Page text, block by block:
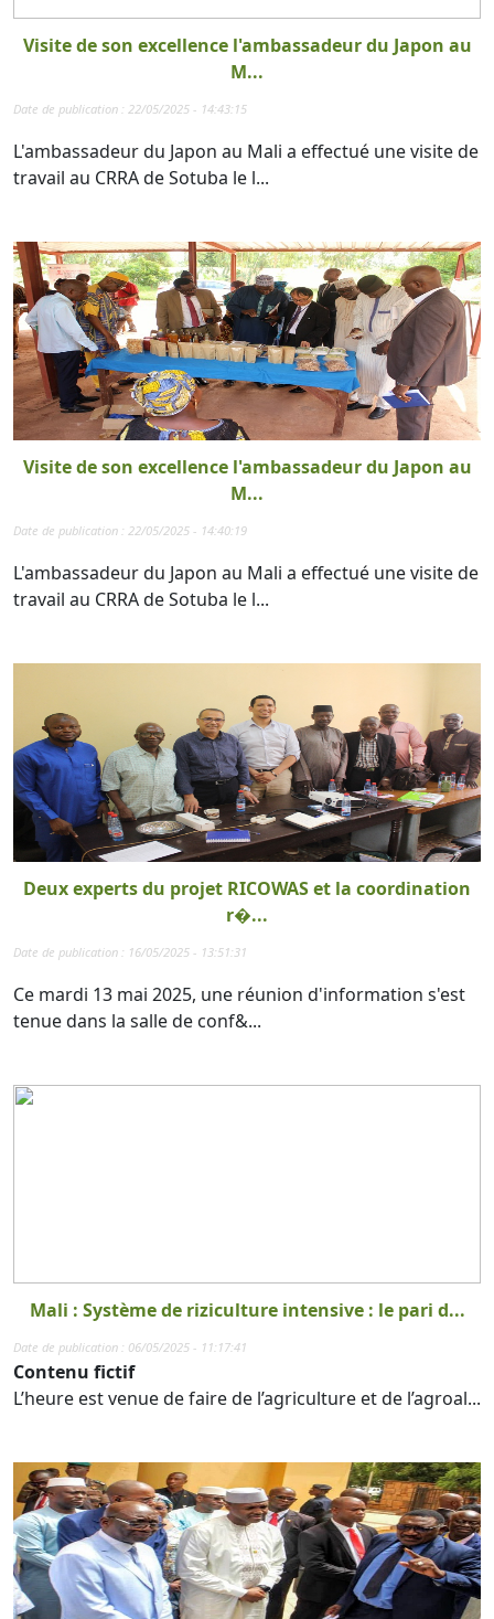
Visite de son excellence l'ambassadeur du Japon au
M...
Date de publication : 22/05/2025 - 14:43:15
L'ambassadeur du Japon au Mali a effectué une visite de
travail au CRRA de Sotuba le l...
Visite de son excellence l'ambassadeur du Japon au
M...
Date de publication : 22/05/2025 - 14:40:19
L'ambassadeur du Japon au Mali a effectué une visite de
travail au CRRA de Sotuba le l...
Deux experts du projet RICOWAS et la coordination
r�...
Date de publication : 16/05/2025 - 13:51:31
Ce mardi 13 mai 2025, une réunion d'information s'est
tenue dans la salle de conf&...
Mali : Système de riziculture intensive : le pari d...
Date de publication : 06/05/2025 - 11:17:41
Contenu fictif
L’heure est venue de faire de l’agriculture et de l’agroal...